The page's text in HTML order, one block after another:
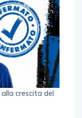
crescita del